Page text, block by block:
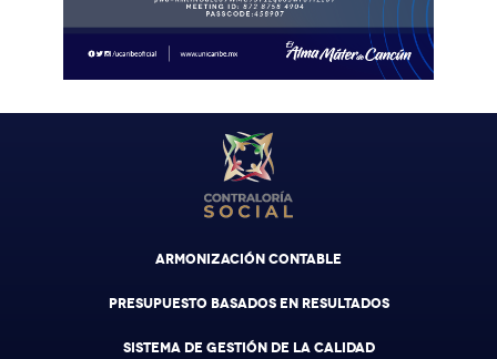
ARMONIZACIÓN CONTABLE
PRESUPUESTO BASADOS EN RESULTADOS
SISTEMA DE GESTIÓN DE LA CALIDAD